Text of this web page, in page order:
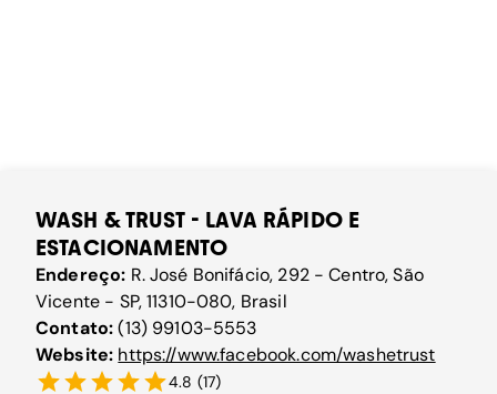
WASH & TRUST - LAVA RÁPIDO E
ESTACIONAMENTO
Endereço: R. José Bonifácio, 292 - Centro, São
Vicente - SP, 11310-080, Brasil
Contato:(13) 99103-5553
Website: https://www.facebook.com/washetrust
4.8 (17)